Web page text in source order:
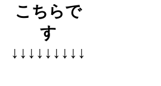
こちらで
す
↓↓↓↓↓↓↓↓↓